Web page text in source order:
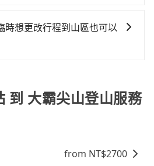
在遇到下雨天或者載行李時，
體價格和注意事項。相比之
相對更為透明和具體，一般是
，如果公司需要報公帳，在預
抬頭與統編，可向國稅局報
時想更改行程到山區也可以
，這些費用會在您下訂單後、
確保您明確知道所有的費用。
您說明收費細節，讓您能更放
到 大霸尖山登山服務
from NT$2700